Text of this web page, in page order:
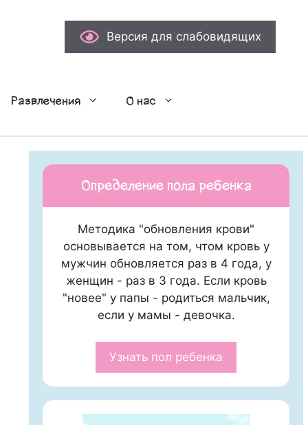
Версия для слабовидящих
Развлечения О нас
Определение пола ребенка
Методика "обновления крови"
основывается на том, чтом кровь у
мужчин обновляется раз в 4 года, у
женщин - раз в 3 года. Если кровь
"новее" у папы - родиться мальчик,
если у мамы - девочка.
Узнать пол ребенка